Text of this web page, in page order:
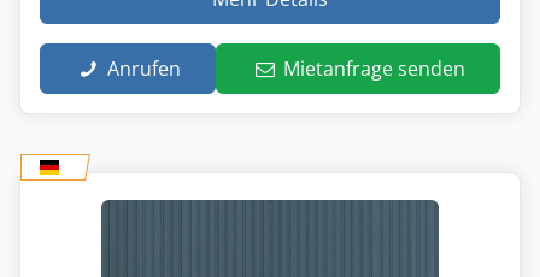
Anrufen Mietanfrage senden